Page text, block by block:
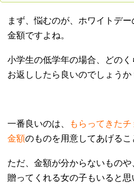
まず、悩むのが、ホワイトデ
金額ですよね。
小学生の低学年の場合、どの
お返ししたら良いのでしょうか
一番良いのは、 もらってきたチ
金額のものを用意してあげるこ
ただ、金額が分からないもの
贈ってくれる女の子もいると思